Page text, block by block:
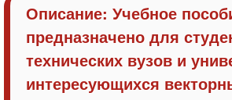
Описание: Учебное
предназначено для
технических вузов и
интересующихся